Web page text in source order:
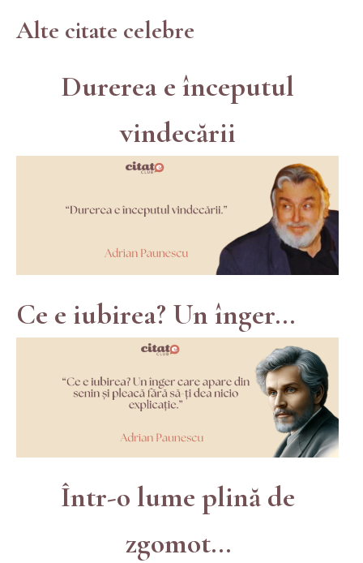
Alte citate celebre
Durerea e începutul
vindecării
Ce e iubirea? Un înger...
Într-o lume plină de
zgomot...